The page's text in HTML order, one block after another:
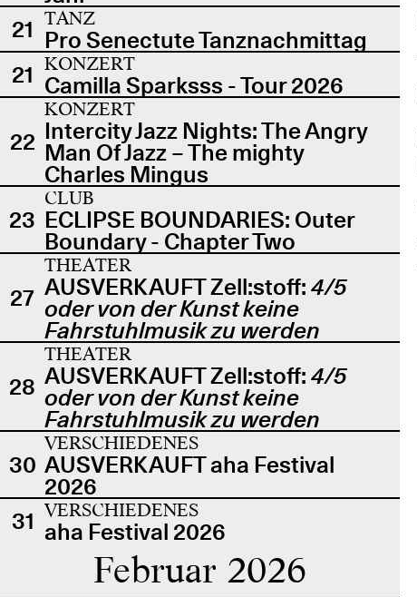
21 TANZ
Pro Senectute Tanznachmittag
21 KONZERT
Camilla Sparksss - Tour 2026
22
KONZERT
Intercity Jazz Nights: The Angry
Man Of Jazz – The mighty
Charles Mingus
23
CLUB
ECLIPSE BOUNDARIES: Outer
Boundary - Chapter Two
27
THEATER
AUSVERKAUFT Zell:stoff: 4/5
oder von der Kunst keine
Fahrstuhlmusik zu werden
28
THEATER
AUSVERKAUFT Zell:stoff: 4/5
oder von der Kunst keine
Fahrstuhlmusik zu werden
30
VERSCHIEDENES
AUSVERKAUFT aha Festival
2026
31 VERSCHIEDENES
aha Festival 2026
Februar 2026